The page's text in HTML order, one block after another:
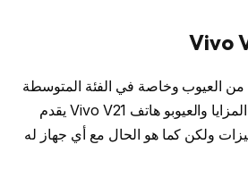
من العيوب وخاصة في الفئة المتوسطة
حيث يجب الموازنة بين المزايا والعيوبو هاتف Vivo V21 يقدم
ولكن كما هو الحال مع أي جهاز له